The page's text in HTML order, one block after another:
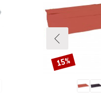
Rabatt
15%